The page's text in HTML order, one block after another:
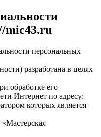
mic43.ru
персональных
разработана в целях
обработке его
Интернет по адресу:
которых является
«Мастерская